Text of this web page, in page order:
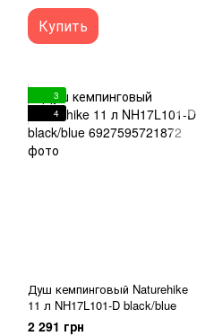
Купить
3
4
Душ кемпинговый Naturehike
11 л NH17L101-D black/blue
2 291 грн